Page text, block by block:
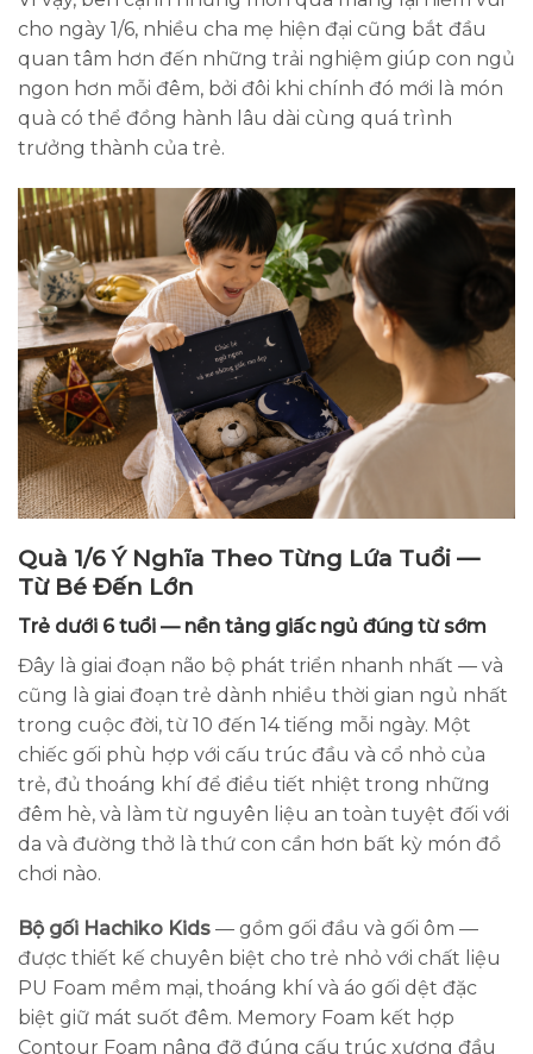
cho ngày 1/6, nhiều cha mẹ hiện đại cũng bắt đầu
quan tâm hơn đến những trải nghiệm giúp con ngủ
ngon hơn mỗi đêm, bởi đôi khi chính đó mới là món
quà có thể đồng hành lâu dài cùng quá trình
trưởng thành của trẻ.
Quà 1/6 Ý Nghĩa Theo Từng Lứa Tuổi —
Từ Bé Đến Lớn
Trẻ dưới 6 tuổi — nền tảng giấc ngủ đúng từ sớm
Đây là giai đoạn não bộ phát triển nhanh nhất — và
cũng là giai đoạn trẻ dành nhiều thời gian ngủ nhất
trong cuộc đời, từ 10 đến 14 tiếng mỗi ngày. Một
chiếc gối phù hợp với cấu trúc đầu và cổ nhỏ của
trẻ, đủ thoáng khí để điều tiết nhiệt trong những
đêm hè, và làm từ nguyên liệu an toàn tuyệt đối với
da và đường thở là thứ con cần hơn bất kỳ món đồ
chơi nào.
Bộ gối Hachiko Kids — gồm gối đầu và gối ôm —
được thiết kế chuyên biệt cho trẻ nhỏ với chất liệu
PU Foam mềm mại, thoáng khí và áo gối dệt đặc
biệt giữ mát suốt đêm. Memory Foam kết hợp
Contour Foam nâng đỡ đúng cấu trúc xương đầu